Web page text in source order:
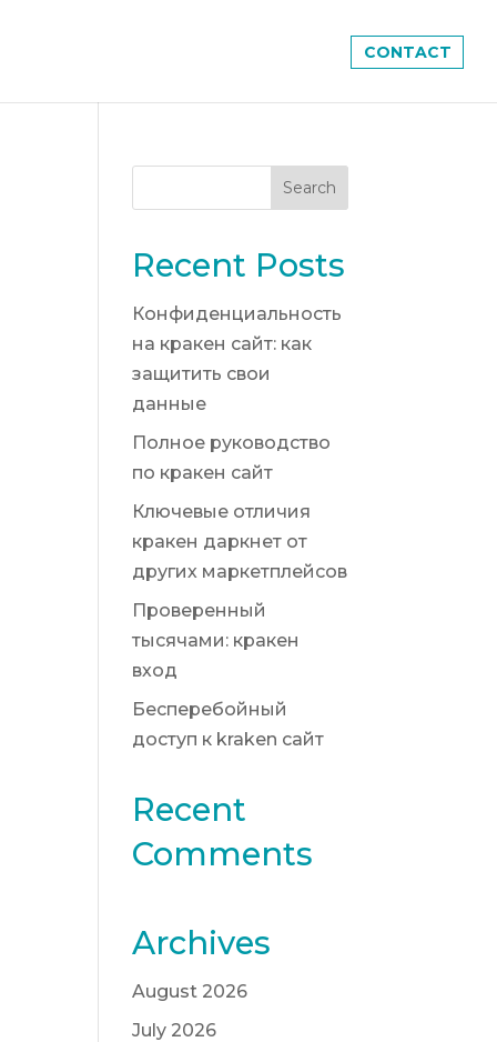
CONTACT
Recent Posts
Конфиденциальность
на кракен сайт: как
защитить свои
данные
Полное руководство
по кракен сайт
Ключевые отличия
кракен даркнет от
других маркетплейсов
Проверенный
тысячами: кракен
вход
Бесперебойный
доступ к kraken сайт
Recent
Comments
Archives
August 2026
July 2026